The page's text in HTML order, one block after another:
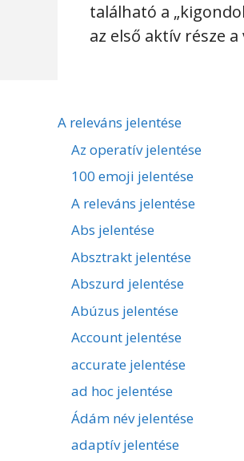
található a
az első aktív része
A releváns jelentése
Az operatív jelentése
100 emoji jelentése
A releváns jelentése
Abs jelentése
Absztrakt jelentése
Abszurd jelentése
Abúzus jelentése
Account jelentése
accurate jelentése
ad hoc jelentése
Ádám név jelentése
adaptív jelentése